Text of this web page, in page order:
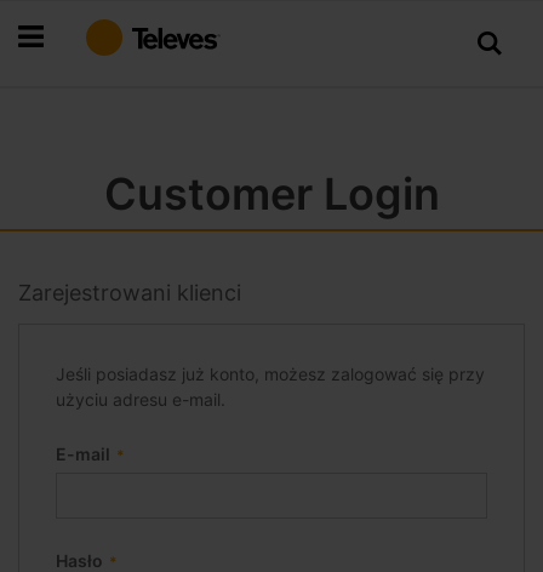
do
Customer Login
Zarejestrowani klienci
Jeśli posiadasz już konto, możesz zalogować się przy
użyciu adresu e-mail.
E-mail
Hasło